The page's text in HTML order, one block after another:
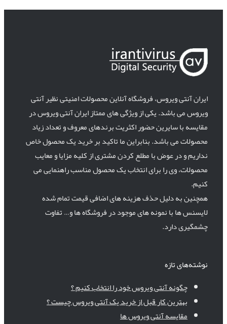
ایران آنتی ویروس، فروشگاه آنلاین محصولات امنیتی نظیر آنتی
ویروس می باشد. یکی از ویژگی های ممتاز ایران آنتی ویروس در
مقایسه با سایرین حضور اکثریت برندهای معروف و تعداد زیاد
محصولات می باشد. بنابراین ما تاکید بر خرید یک محصول خاص
نداریم و در عوض با مطلع کردن مشتری از کلیه مزایا و معایب
محصولات، وی را برای انتخاب یک محصول مناسب راهنمایی می
کنیم.
همچنین به دلیل حذف هزینه های اضافی قیمت تمام شده
لایسنس ها با نمونه های موجود در فروشگاه ها و… تفاوت
چشمگیری دارد.
نوشته‌های تازه
چگونه آنتی ویروس خود را انتخاب کنیم ؟
بهترین کار قبل از خرید یک آنتی ویروس چیست ؟
مقایسه آنتی ویروس ها